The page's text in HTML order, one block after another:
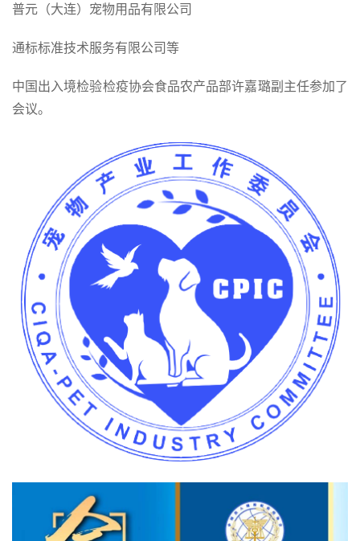
普元（大连）宠物用品有限公司
通标标准技术服务有限公司等
中国出入境检验检疫协会食品农产品部许嘉璐副主任参加了
会议。